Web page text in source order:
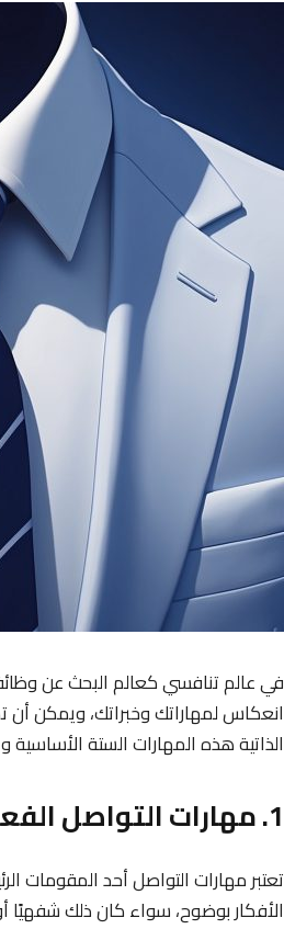
في عالم تنافسي كعالم البحث عن
انعكاس لمهاراتك وخبراتك، ويمكن
الذاتية هذه المهارات الستة
1. مهارات التواصل الفعال
تعتبر مهارات التواصل أحد المقومات
الأفكار بوضوح، سواء كان ذلك شفهيًا